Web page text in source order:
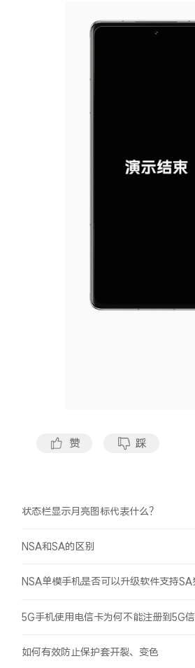
全部S机型
Y50 5G
全部Y机型
iQOO Z11i
iQOO Neo11
全部iQOO机型
iQOO Pad6 Pro
vivo WATCH GT 2
全部智能硬件
赞 踩
状态栏显示月亮图标代表什么？
NSA和SA的区别
NSA单模手机是否可以升级软件支持SA
5G手机使用电信卡为何不能注册到5G信
如何有效防止保护套开裂、变色